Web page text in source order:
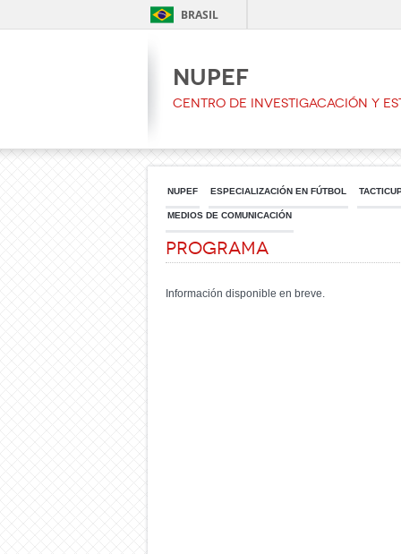
BRASIL
NUPEF
CENTRO DE INVESTIGACACIÓN Y
NUPEF ESPECIALIZACIÓN EN FÚTBOL
MEDIOS DE COMUNICACIÓN
Programa
Información disponible en breve.